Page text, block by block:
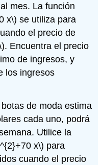
mes. La función
x\) se utiliza para
el precio de
. Encuentra el precio
de ingresos, y
los ingresos
de moda estima
cada uno, podrá
Utilice la
x\) para
cuando el precio